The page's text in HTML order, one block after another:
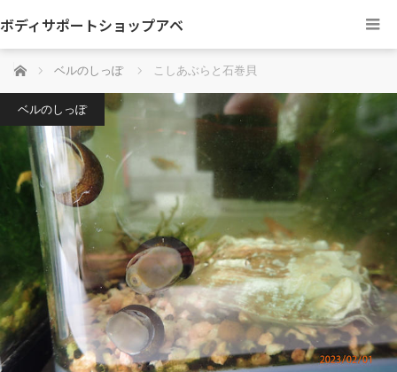
ボディサポートショップアベ
ホーム ベルのしっぽ こしあぶらと石巻貝
ベルのしっぽ